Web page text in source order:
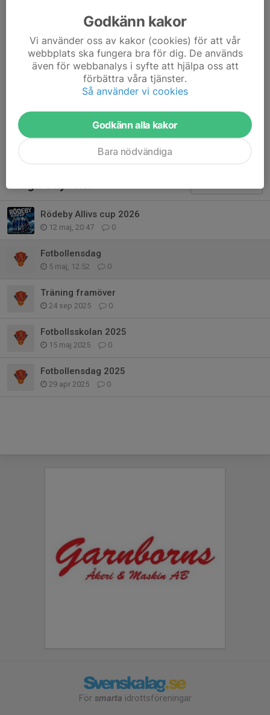
Tid:14.10-14.25
Motstånd: FK Karlskrona
Dela nyhet
Kommentarer
Tidigare nyheter
Rödeby Allivs cup 2026
12 maj, 20:47 0
Fotbollensdag
5 maj, 12:52 0
Träning framöver
24 sep 2025 0
Fotbollsskolan 2025
15 maj 2025 0
Fotbollensdag 2025
29 apr 2025 0
För smarta idrottsföreningar
Godkänn kakor
Vi använder oss av kakor (cookies) för att vår
webbplats ska fungera bra för dig. De används
även för webbanalys i syfte att hjälpa oss att
förbättra våra tjänster.
Så använder vi cookies
Godkänn alla kakor
Bara nödvändiga